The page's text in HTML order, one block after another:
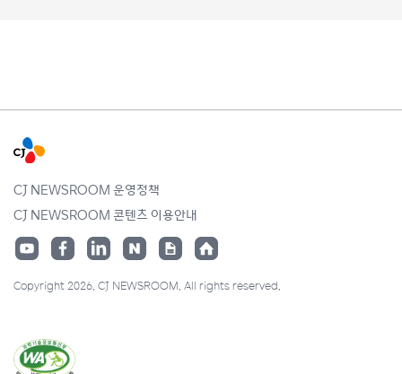
CJ NEWSROOM 운영정책
CJ NEWSROOM 콘텐츠 이용안내
Copyright 2026. CJ NEWSROOM. All rights reserved.